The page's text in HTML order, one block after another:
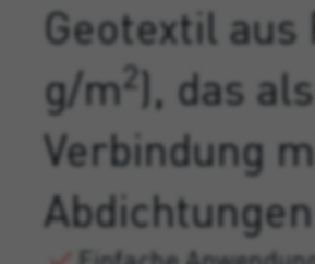
Geotextil aus
g/m2), das
Verbindung